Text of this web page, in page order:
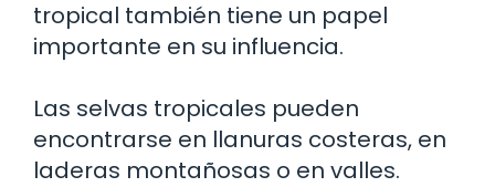
tropical también tiene un papel
importante en su influencia.
Las selvas tropicales pueden
encontrarse en llanuras costeras, en
laderas montañosas o en valles.